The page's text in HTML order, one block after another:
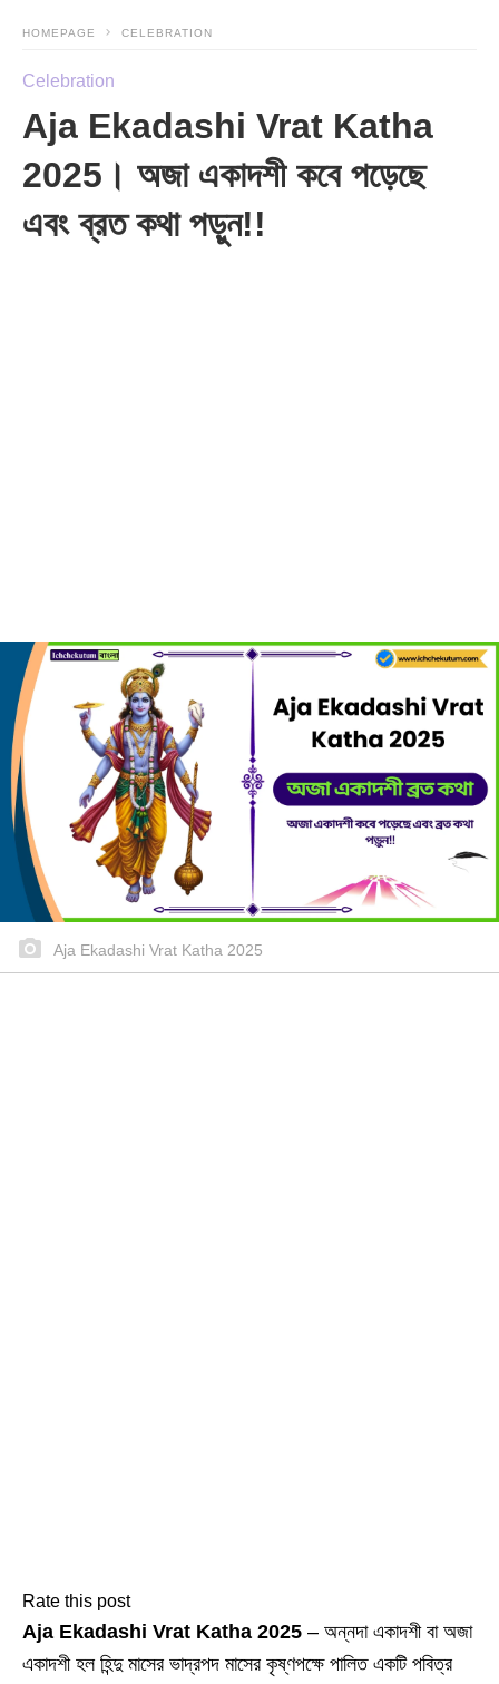
HOMEPAGE CELEBRATION
Celebration
Aja Ekadashi Vrat Katha
2025। অজা একাদশী কবে পড়েছে
এবং ব্রত কথা পড়ুন!!
Aja Ekadashi Vrat Katha 2025
Rate this post
Aja Ekadashi Vrat Katha 2025 – অন্নদা একাদশী বা অজা
একাদশী হল হিন্দু মাসের ভাদ্রপদ মাসের কৃষ্ণপক্ষে পালিত একটি পবিত্র